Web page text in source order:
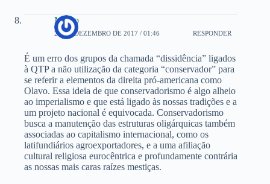
Marco
27 DE DEZEMBRO DE 2017 / 01:46 RESPONDER
É um erro dos grupos da chamada “dissidência” ligados
à QTP a não utilização da categoria “conservador” para
se referir a elementos da direita pró-americana como
Olavo. Essa ideia de que conservadorismo é algo alheio
ao imperialismo e que está ligado às nossas tradições e a
um projeto nacional é equivocada. Conservadorismo
busca a manutenção das estruturas oligárquicas também
associadas ao capitalismo internacional, como os
latifundiários agroexportadores, e a uma afiliação
cultural religiosa eurocêntrica e profundamente contrária
as nossas mais caras raízes mestiças.